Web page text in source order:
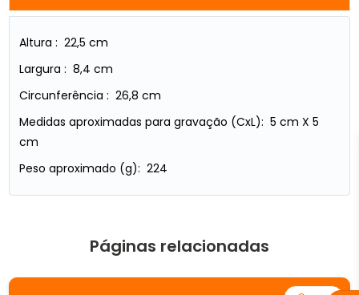
Altura : 22,5 cm
Largura : 8,4 cm
Circunferência : 26,8 cm
Medidas aproximadas para gravação (CxL): 5 cm X 5
cm
Peso aproximado (g): 224
Páginas relacionadas